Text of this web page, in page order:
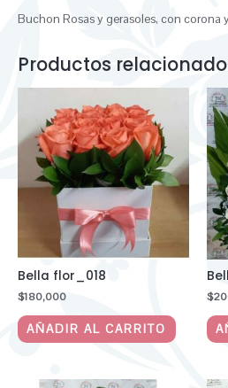
Buchon Rosas y gerasoles, con corona
Productos
Bella flor_018
$180,000
AÑADIR AL CARRITO
$